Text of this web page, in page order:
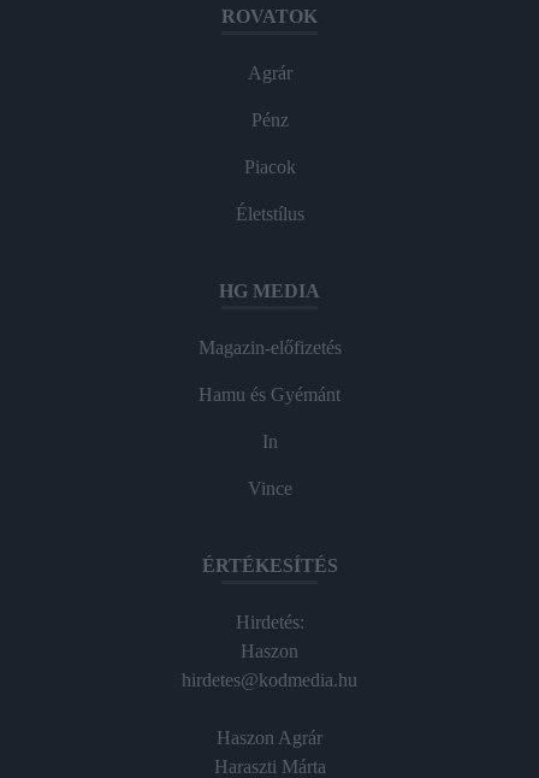
ROVATOK
Agrár
Pénz
Piacok
Életstílus
HG MEDIA
Magazin-előfizetés
Hamu és Gyémánt
In
Vince
ÉRTÉKESÍTÉS
Hirdetés:
Haszon
hirdetes@kodmedia.hu
Haszon Agrár
Haraszti Márta